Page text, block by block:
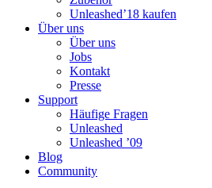
Unleashed’18 kaufen
Über uns
Über uns
Jobs
Kontakt
Presse
Support
Häufige Fragen
Unleashed
Unleashed ’09
Blog
Community